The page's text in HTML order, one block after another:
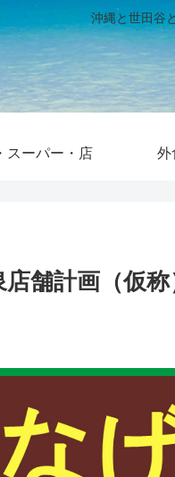
沖縄と世田谷
スーパー・店 外
舗計画（仮